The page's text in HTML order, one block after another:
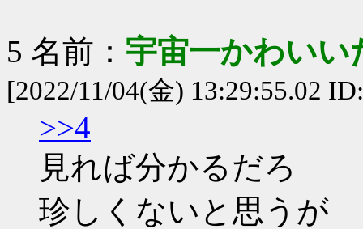
5 名前： 宇宙一かわい
[2022/11/04(金) 13:29:55.02
>>4
見れば分かるだろ
珍しくないと思うが